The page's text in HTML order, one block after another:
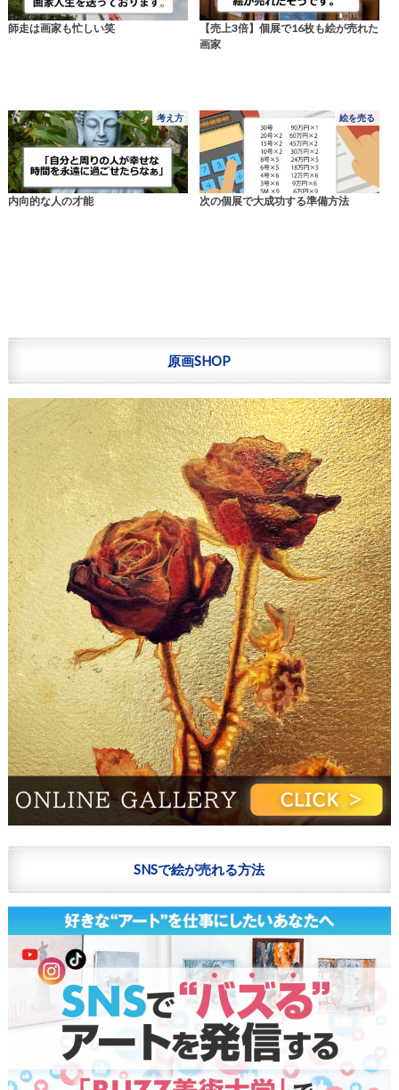
師走は画家も忙しい笑
【売上3倍】個展で16枚も絵が売れた
画家
考え方
内向的な人の才能
絵を売る
次の個展で大成功する準備方法
原画SHOP
SNSで絵が売れる方法